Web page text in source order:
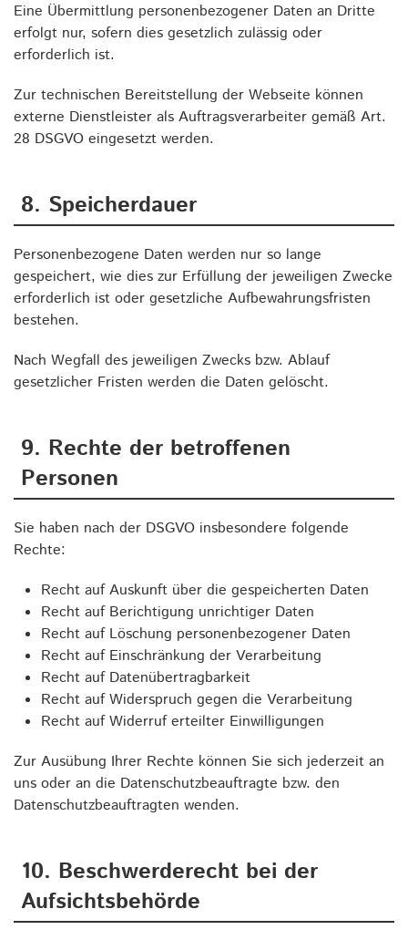
Eine Übermittlung personenbezogener Daten an Dritte
erfolgt nur, sofern dies gesetzlich zulässig oder
erforderlich ist.
Zur technischen Bereitstellung der Webseite können
externe Dienstleister als Auftragsverarbeiter gemäß Art.
28 DSGVO eingesetzt werden.
8. Speicherdauer
Personenbezogene Daten werden nur so lange
gespeichert, wie dies zur Erfüllung der jeweiligen Zwecke
erforderlich ist oder gesetzliche Aufbewahrungsfristen
bestehen.
Nach Wegfall des jeweiligen Zwecks bzw. Ablauf
gesetzlicher Fristen werden die Daten gelöscht.
9. Rechte der betroffenen
Personen
Sie haben nach der DSGVO insbesondere folgende
Rechte:
Recht auf Auskunft über die gespeicherten Daten
Recht auf Berichtigung unrichtiger Daten
Recht auf Löschung personenbezogener Daten
Recht auf Einschränkung der Verarbeitung
Recht auf Datenübertragbarkeit
Recht auf Widerspruch gegen die Verarbeitung
Recht auf Widerruf erteilter Einwilligungen
Zur Ausübung Ihrer Rechte können Sie sich jederzeit an
uns oder an die Datenschutzbeauftragte bzw. den
Datenschutzbeauftragten wenden.
10. Beschwerderecht bei der
Aufsichtsbehörde